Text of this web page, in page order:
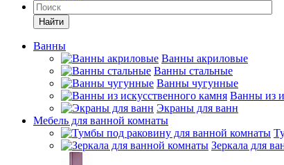
Найти
Ванны
Ванны акриловые
Ванны стальные
Ванны чугунные
Ванны из
Экраны для ванн
Мебель для ванной комнаты
Зеркала для